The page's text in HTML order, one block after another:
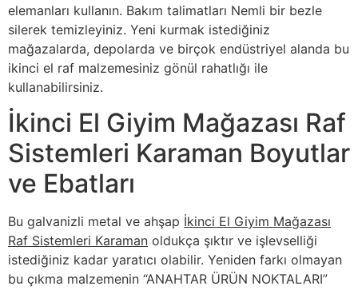
elemanları kullanın. Bakım talimatları Nemli bir bezle
silerek temizleyiniz. Yeni kurmak istediğiniz
mağazalarda, depolarda ve birçok endüstriyel alanda bu
ikinci el raf malzemesiniz gönül rahatlığı ile
kullanabilirsiniz.
İkinci El Giyim Mağazası Raf
Sistemleri Karaman Boyutlar
ve Ebatları
Bu galvanizli metal ve ahşap İkinci El Giyim Mağazası
Raf Sistemleri Karaman oldukça şıktır ve işlevselliği
istediğiniz kadar yaratıcı olabilir. Yeniden farkı olmayan
bu çıkma malzemenin “ANAHTAR ÜRÜN NOKTALARI”